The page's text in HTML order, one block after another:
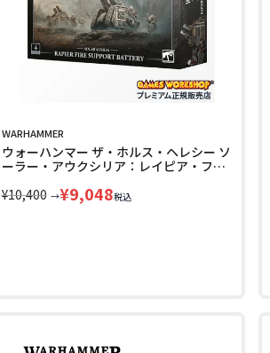
WARHAMMER
ウォーハンマー ザ・ホルス・ヘレシー ソ
ーラー・アウクシリア：レイピア・ファ
WARHAMMER The Horus Heresy 31-
171 LINECPN
¥10,400 →¥9,048税込